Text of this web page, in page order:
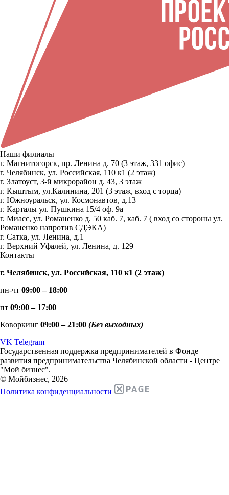
Наши филиалы
г. Магнитогорск, пр. Ленина д. 70 (3 этаж, 331 офис)
г. Челябинск, ул. Российская, 110 к1 (2 этаж)
г. Златоуст, 3-й микрорайон д. 43, 3 этаж
г. Кыштым, ул.Калинина, 201 (3 этаж, вход с торца)
г. Южноуральск, ул. Космонавтов, д.13
г. Карталы ул. Пушкина 15/4 оф. 9а
г. Миасс, ул. Романенко д. 50 каб. 7, каб. 7 ( вход со стороны ул.
Романенко напротив СДЭКА)
г. Сатка, ул. Ленина, д.1
г. Верхний Уфалей, ул. Ленина, д. 129
Контакты
г. Челябинск, ул. Российская, 110 к1 (2 этаж)
пн-чт 09:00 – 18:00
пт 09:00 – 17:00
Коворкинг 09:00 – 21:00 (Без выходных)
VK Telegram
Государственная поддержка предпринимателей в Фонде
развития предпринимательства Челябинской области - Центре
"Мой бизнес".
© Мойбизнес, 2026
Политика конфиденциальности